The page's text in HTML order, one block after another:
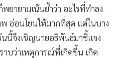
ยายามเน้นย้ำว่า อะไรที่ทำลง
อ่อนโยนให้มากที่สุด แต่ในบาง
นนี้จึงเชิญนายอธิพันธ์มาชี้แจง
าบว่าเหตุการณ์ที่เกิดขึ้น เกิด